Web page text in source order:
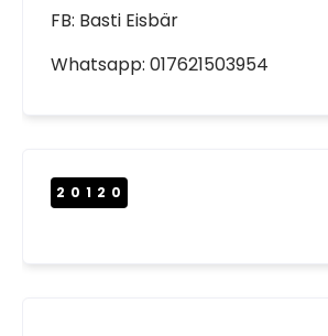
FB: Basti Eisbär
Whatsapp: 017621503954
20120